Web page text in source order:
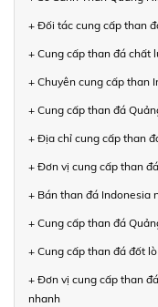
+ Đối tác cung cấp than
+ Cung cấp than đá chất
+ Chuyên cung cấp than
+ Cung cấp than đá
+ Địa chỉ cung cấp than
+ Đơn vị cung cấp than
+ Bán than đá Indonesia
+ Cung cấp than đá
+ Cung cấp than đá đốt
+ Đơn vị cung cấp than
nhanh